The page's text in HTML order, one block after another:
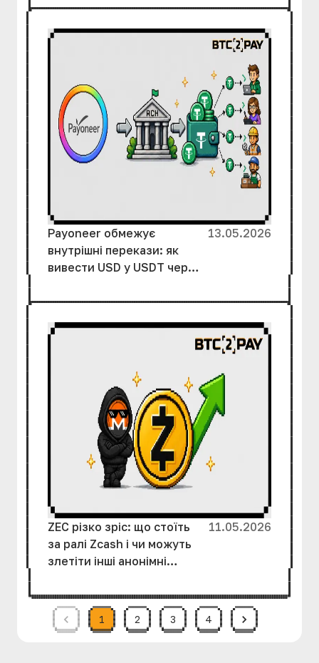
команди
Payoneer обмежує
внутрішні перекази: як
вивести USD у USDT через
13.05.2026
ZEC різко зріс: що стоїть
за ралі Zcash і чи можуть
злетіти інші анонімні
11.05.2026
1 2 3 4